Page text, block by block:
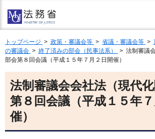
トップページ > 政策・審議会等 > 省議・審議会等 >
の審議会 > 終了済みの部会（民事法系）
> 法制審議
部会第８回会議（平成１５年７月２日開催）
法制審議会会社法（現代
第８回会議（平成１５年
催）